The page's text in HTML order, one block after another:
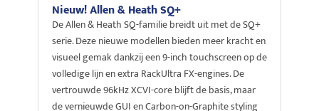
Nieuw! Allen & Heath SQ+
De Allen & Heath SQ-familie breidt uit met de SQ+
serie. Deze nieuwe modellen bieden meer kracht en
visueel gemak dankzij een 9-inch touchscreen op de
volledige lijn en extra RackUltra FX-engines. De
vertrouwde 96kHz XCVI-core blijft de basis, maar
de vernieuwde GUI en Carbon-on-Graphite styling